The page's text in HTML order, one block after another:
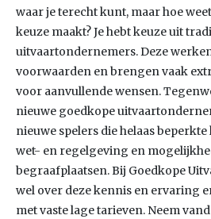
waar je terecht kunt, maar hoe
keuze maakt? Je hebt keuze uit
uitvaartondernemers. Deze
voorwaarden en brengen vaak
voor aanvullende wensen.
nieuwe goedkope
nieuwe spelers die helaas
wet- en regelgeving en
begraafplaatsen. Bij Goedkope
wel over deze kennis en ervaring
met vaste lage tarieven. Neem